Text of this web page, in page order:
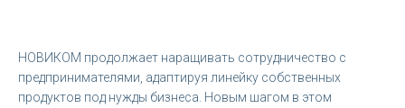
НОВИКОМ продолжает наращивать сотрудничество с
предпринимателями, адаптируя линейку собственных
продуктов под нужды бизнеса. Новым шагом в этом